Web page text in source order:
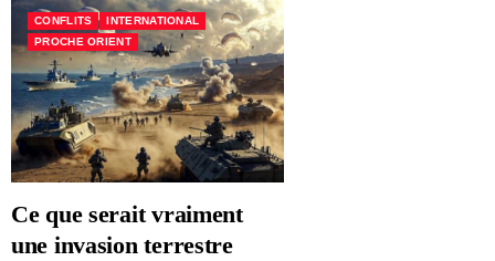
CONFLITS
INTERNATIONAL
PROCHE ORIENT
Ce que serait vraiment
une invasion terrestre